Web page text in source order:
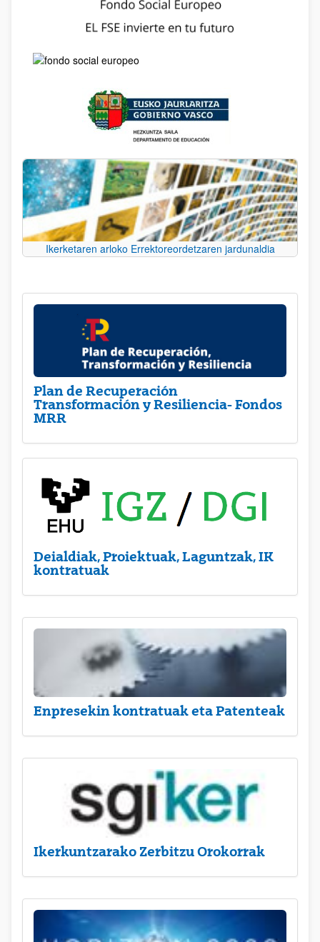
Ikerketaren arloko Errektoreordetzaren jardunaldia
Plan de Recuperación
Transformación y Resiliencia- Fondos
MRR
Deialdiak, Proiektuak, Laguntzak, IK
kontratuak
Enpresekin kontratuak eta Patenteak
Ikerkuntzarako Zerbitzu Orokorrak